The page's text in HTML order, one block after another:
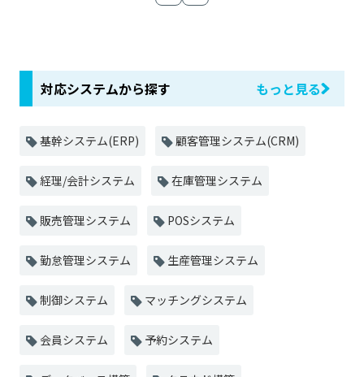
対応システムから探す もっと見る
基幹システム(ERP) 顧客管理システム(CRM)
経理/会計システム 在庫管理システム
販売管理システム POSシステム
勤怠管理システム 生産管理システム
制御システム マッチングシステム
会員システム 予約システム